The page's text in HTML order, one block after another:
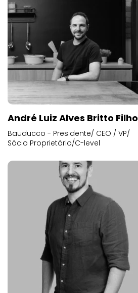
André Luiz Alves Britto Filho
Bauducco - Presidente/ CEO / VP/
Sócio Proprietário/C-level